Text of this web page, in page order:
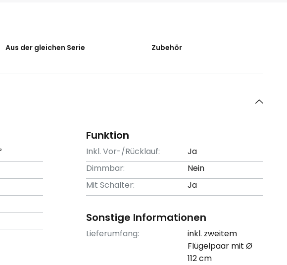
Aus der gleichen Serie Zubehör
Funktion
Inkl. Vor-/Rücklauf:
Ja
Dimmbar:
Nein
Mit Schalter:
Ja
Sonstige Informationen
Lieferumfang:
inkl. zweitem
Flügelpaar mit Ø
112 cm